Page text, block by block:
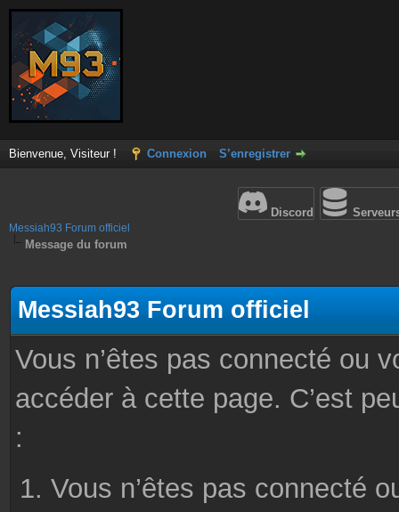
Bienvenue, Visiteur ! Connexion S’enregistrer
Discord
Messiah93 Forum officiel
Message du forum
Messiah93 Forum officiel
Vous n’êtes pas connecté ou
accéder à cette page. C’est
:
Vous n’êtes pas connecté